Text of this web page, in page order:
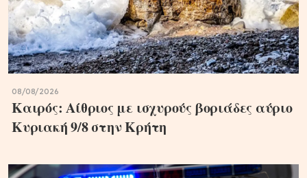
08/08/2026
Καιρός: Αίθριος με ισχυρούς βοριάδες αύριο
Κυριακή 9/8 στην Κρήτη